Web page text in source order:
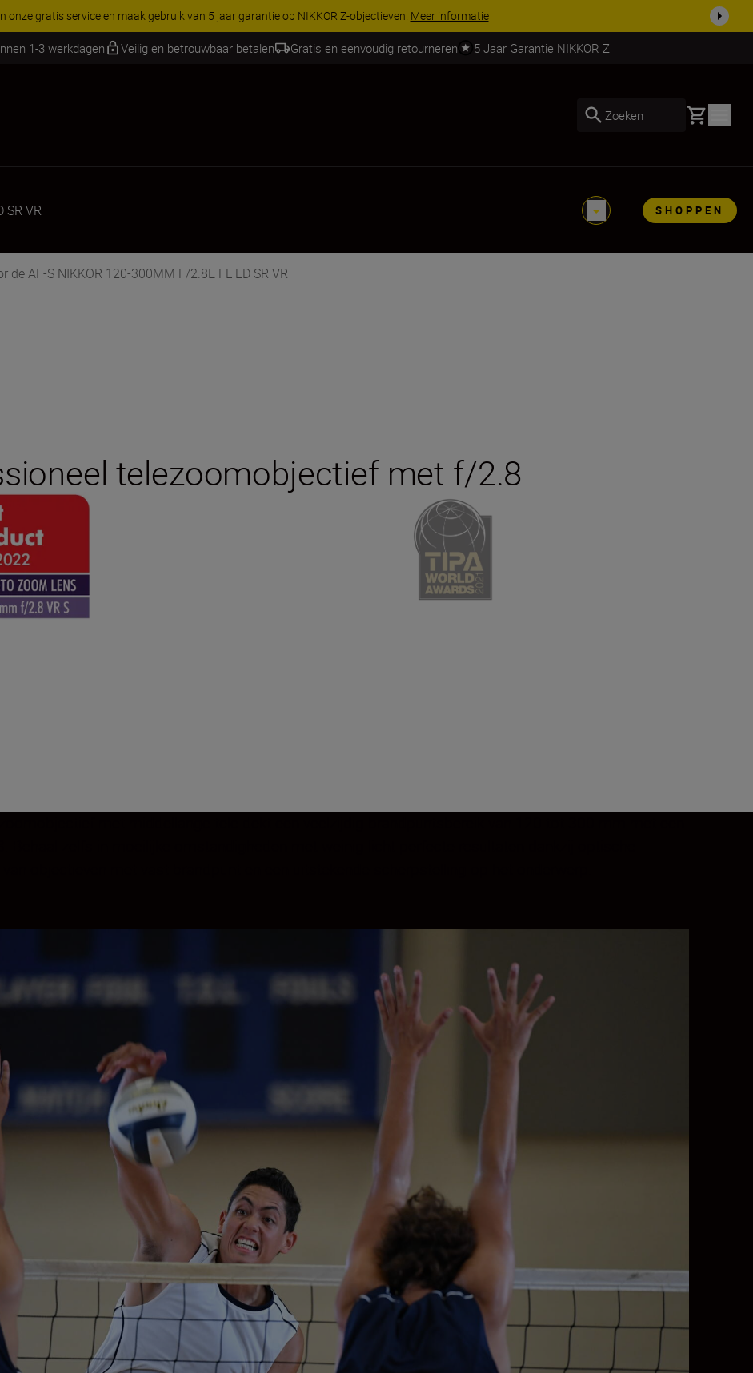
ACCESSOIRES | Bespaar 15% op geselecteerde accessoires, maak je kit vandaag nog compleetKoop nu
1-3 werkdagen Veilig en betrouwbaar betalen Gratis en eenvoudig retourneren 5 Jaar Garantie NIKKOR Z
Zoeken Basket
SR VR SHOPPEN
de AF-S NIKKOR 120-300MM F/2.8E FL ED SR VR
telezoomobjectief met f/2.8